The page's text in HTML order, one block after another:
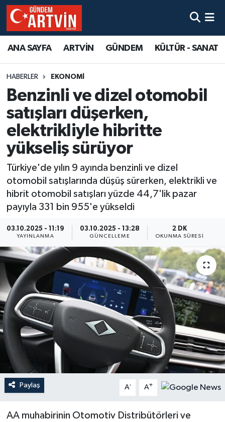
ANA SAYFA ARTVİN GÜNDEM KÜLTÜR - SANAT
HABERLER EKONOMİ
Benzinli ve dizel otomobil
satışları düşerken,
elektrikliyle hibritte
yükseliş sürüyor
Türkiye'de yılın 9 ayında benzinli ve dizel
otomobil satışlarında düşüş sürerken, elektrikli ve
hibrit otomobil satışları yüzde 44,7'lik pazar
payıyla 331 bin 955'e yükseldi
03.10.2025 - 11:19
YAYINLANMA
03.10.2025 - 13:28
GÜNCELLEME
2 DK
OKUNMA SÜRESI
Paylaş A- A+
AA muhabirinin Otomotiv Distribütörleri ve